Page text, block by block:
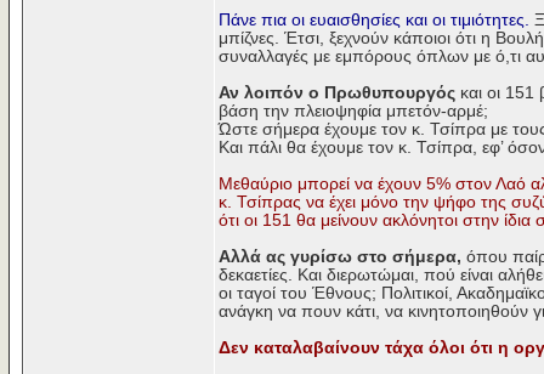
Πάνε πια οι ευαισθησίες και οι τιμιότητες.
μπίζνες. Έτσι, ξεχνούν κάποιοι ότι η
συναλλαγές με εμπόρους όπλων με ό,τι
Αν λοιπόν ο Πρωθυπουργός και οι 151
βάση την πλειοψηφία μπετόν-αρμέ;
Ώστε σήμερα έχουμε τον κ. Τσίπρα με
Και πάλι θα έχουμε τον κ. Τσίπρα, εφ’
Μεθαύριο μπορεί να έχουν 5% στον Λαό
κ. Τσίπρας να έχει μόνο την ψήφο της
ότι οι 151 θα μείνουν ακλόνητοι στην
Αλλά ας γυρίσω στο σήμερα, όπου
δεκαετίες. Και διερωτώμαι, πού είναι
οι ταγοί του Έθνους; Πολιτικοί,
ανάγκη να πουν κάτι, να κινητοποιηθούν
Δεν καταλαβαίνουν τάχα όλοι ότι η